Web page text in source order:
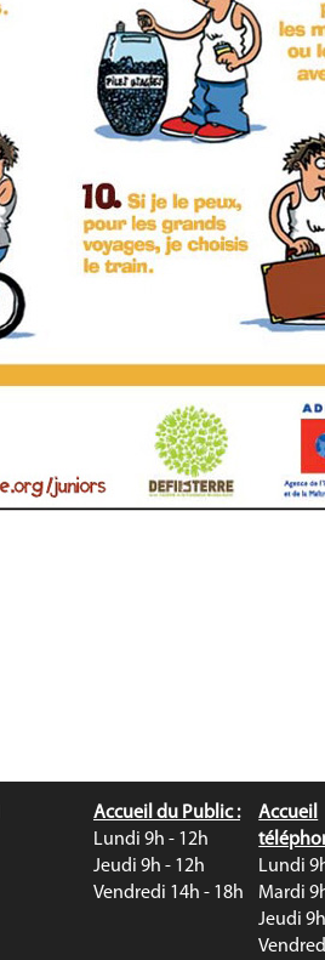
Accueil du Public :
Lundi 9h - 12h
Jeudi 9h - 12h
Vendredi 14h - 18h
Accueil
Lundi
Mardi
Jeudi